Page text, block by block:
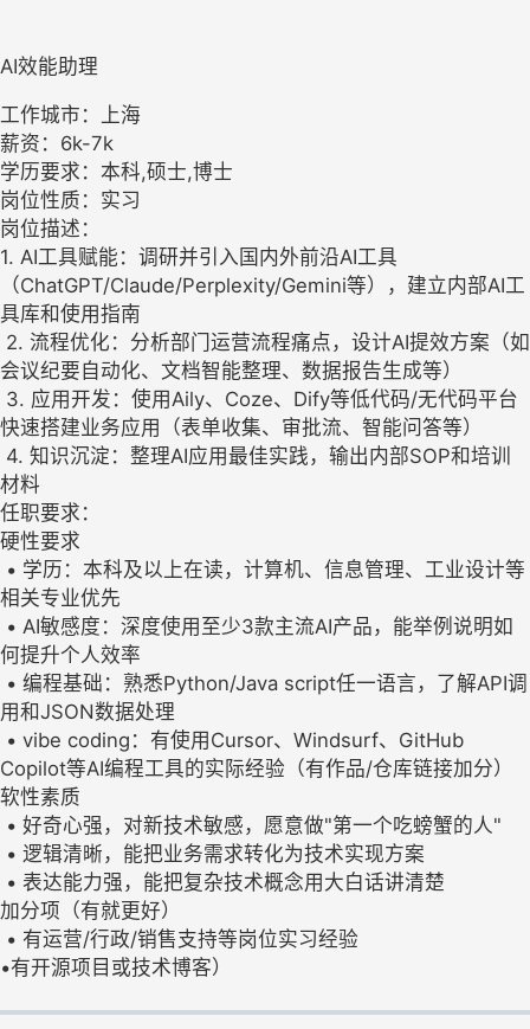
AI效能助理
工作城市：上海
薪资：6k-7k
学历要求：本科,硕士,博士
岗位性质：实习
岗位描述：
1. AI工具赋能：调研并引入国内外前沿AI工具
（ChatGPT/Claude/Perplexity/Gemini等），建立内部AI工
具库和使用指南
2. 流程优化：分析部门运营流程痛点，设计AI提效方案（如
会议纪要自动化、文档智能整理、数据报告生成等）
3. 应用开发：使用Aily、Coze、Dify等低代码/无代码平台
快速搭建业务应用（表单收集、审批流、智能问答等）
4. 知识沉淀：整理AI应用最佳实践，输出内部SOP和培训
材料
任职要求：
硬性要求
• 学历：本科及以上在读，计算机、信息管理、工业设计等
相关专业优先
• AI敏感度：深度使用至少3款主流AI产品，能举例说明如
何提升个人效率
• 编程基础：熟悉Python/Java script任一语言，了解API调
用和JSON数据处理
• vibe coding：有使用Cursor、Windsurf、GitHub
Copilot等AI编程工具的实际经验（有作品/仓库链接加分）
软性素质
• 好奇心强，对新技术敏感，愿意做"第一个吃螃蟹的人"
• 逻辑清晰，能把业务需求转化为技术实现方案
• 表达能力强，能把复杂技术概念用大白话讲清楚
加分项（有就更好）
• 有运营/行政/销售支持等岗位实习经验
•有开源项目或技术博客）